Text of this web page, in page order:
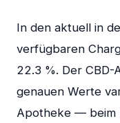
In den aktuell in
verfügbaren
22.3 %. Der CBD-
genauen Werte
Apotheke — beim